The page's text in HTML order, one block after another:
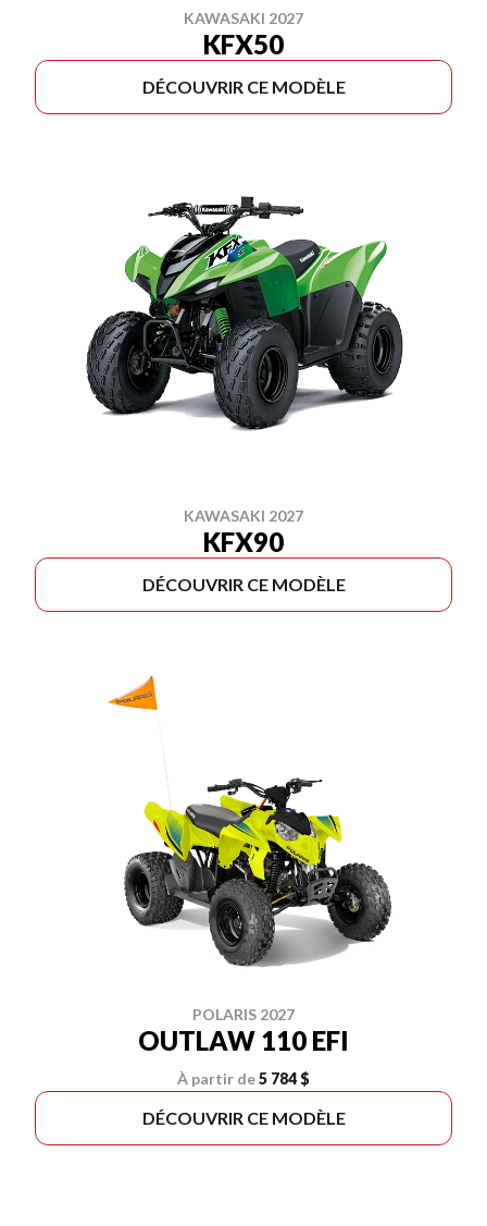
KAWASAKI 2027
KFX50
DÉCOUVRIR CE MODÈLE
KAWASAKI 2027
KFX90
DÉCOUVRIR CE MODÈLE
POLARIS 2027
OUTLAW 110 EFI
À partir de5 784 $
DÉCOUVRIR CE MODÈLE